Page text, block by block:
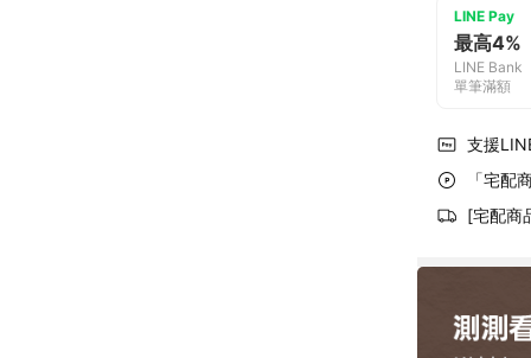
LINE Pay
最高4%
LINE Bank
單筆滿額
支援
「宅配
[宅配商